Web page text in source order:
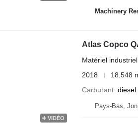
Machinery
VIDÉO
Atlas Copco
Matériel
2018
18.548
Carburant diesel
Pays-Bas,